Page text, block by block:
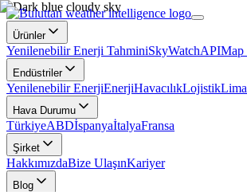
Ürünler
Yenilenebilir Enerji TahminiSkyWatchAPIMap
Endüstriler
Yenilenebilir EnerjiEnerjiHavacılıkLojistik
Hava Durumu
TürkiyeABDİspanyaİtalyaFransa
Şirket
HakkımızdaBize UlaşınKariyer
Blog